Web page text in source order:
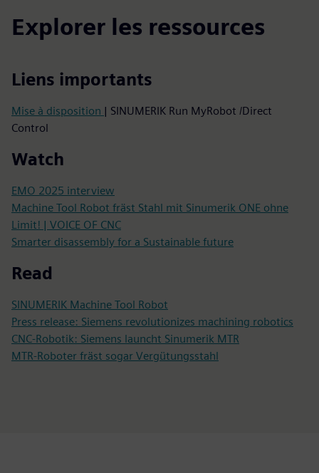
Explorer les ressources
Liens importants
Mise à disposition | SINUMERIK Run MyRobot /Direct
Control
Watch
EMO 2025 interview
Machine Tool Robot fräst Stahl mit Sinumerik ONE ohne
Limit! | VOICE OF CNC
Smarter disassembly for a Sustainable future
Read
SINUMERIK Machine Tool Robot
Press release: Siemens revolutionizes machining robotics
CNC-Robotik: Siemens launcht Sinumerik MTR
MTR-Roboter fräst sogar Vergütungsstahl